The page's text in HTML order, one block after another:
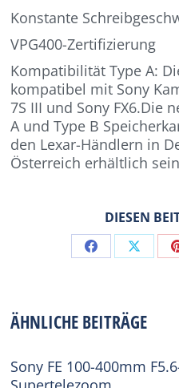
Konstante
VPG400-Zertifizierung
Kompatibilität Type A:
kompatibel mit Sony
7S III und Sony FX6.Die
A und Type B
den Lexar-Händlern in
Österreich erhältlich
DIESEN
Share Share
ÄHNLICHE BEITRÄGE
Sony FE 100-400mm